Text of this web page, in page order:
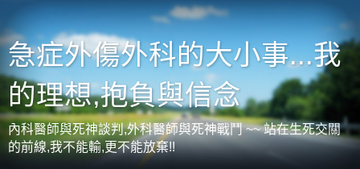
急症外傷外科的大小事...我
的理想,抱負與信念
內科醫師與死神談判,外科醫師與死神戰鬥 ~~ 站在生死交關
的前線,我不能輸,更不能放棄!!